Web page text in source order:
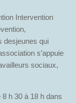
Intervention
desjeunes qui
s’appuie
sociaux,
h 30 à 18 h dans